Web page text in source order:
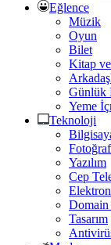
Eğlence
Müzik
Oyun
Bilet
Kitap
Günlük
Yeme
Teknoloji
Yazılım
Cep
Tasarım